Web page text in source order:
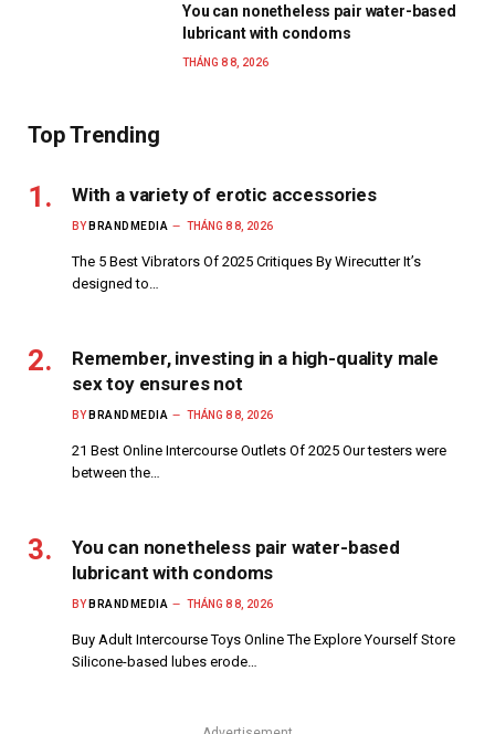
You can nonetheless pair water-based
lubricant with condoms
THÁNG 8 8, 2026
Top Trending
With a variety of erotic accessories
BY BRANDMEDIA THÁNG 8 8, 2026
The 5 Best Vibrators Of 2025 Critiques By Wirecutter It’s
designed to…
Remember, investing in a high-quality male
sex toy ensures not
BY BRANDMEDIA THÁNG 8 8, 2026
21 Best Online Intercourse Outlets Of 2025 Our testers were
between the…
You can nonetheless pair water-based
lubricant with condoms
BY BRANDMEDIA THÁNG 8 8, 2026
Buy Adult Intercourse Toys Online The Explore Yourself Store
Silicone-based lubes erode…